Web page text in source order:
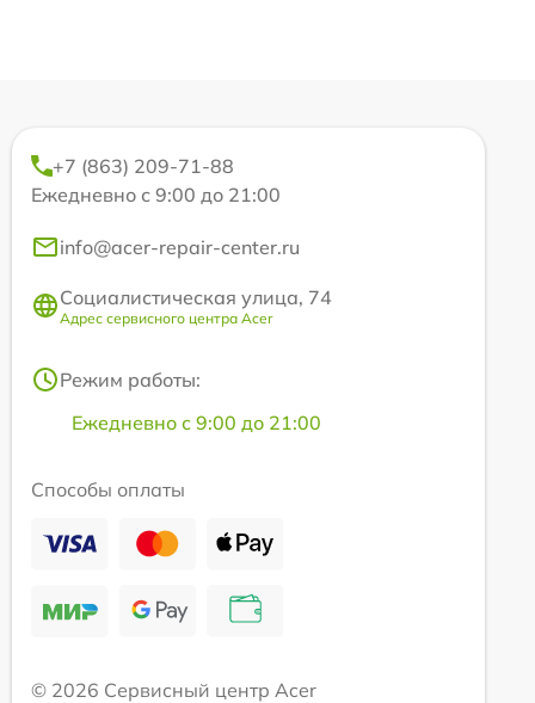
+7 (863) 209-71-88
Ежедневно с 9:00 до 21:00
info@acer-repair-center.ru
Социалистическая улица, 74
Адрес сервисного центра Acer
Режим работы:
Ежедневно с 9:00 до 21:00
Способы оплаты
© 2026 Сервисный центр Acer